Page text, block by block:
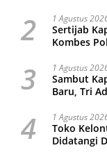
2 1 Agustus
Sertijab
Kombes
Bintoro
3 1 Agustus
Sambut
Baru, Tri
4 1 Agustus
Toko
Didatangi